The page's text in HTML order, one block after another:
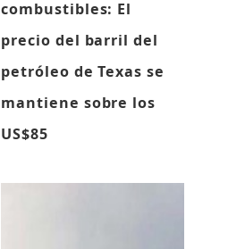
combustibles: El
precio del barril del
petróleo de Texas se
mantiene sobre los
US$85